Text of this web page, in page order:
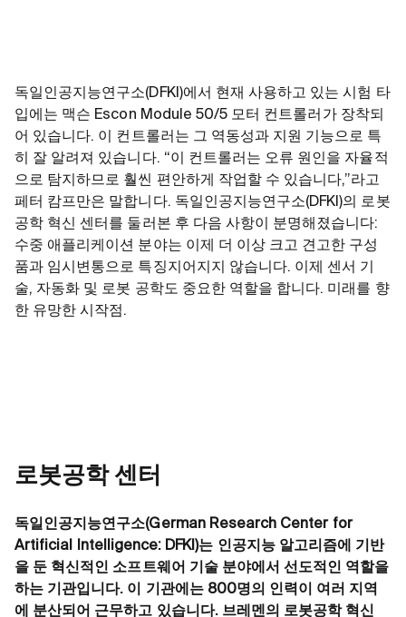
독일인공지능연구소(DFKI)에서 현재 사용하고 있는 시험 타
입에는 맥슨 Escon Module 50/5 모터 컨트롤러가 장착되
어 있습니다. 이 컨트롤러는 그 역동성과 지원 기능으로 특
히 잘 알려져 있습니다. “이 컨트롤러는 오류 원인을 자율적
으로 탐지하므로 훨씬 편안하게 작업할 수 있습니다,”라고
페터 캄프만은 말합니다. 독일인공지능연구소(DFKI)의 로봇
공학 혁신 센터를 둘러본 후 다음 사항이 분명해졌습니다:
수중 애플리케이션 분야는 이제 더 이상 크고 견고한 구성
품과 임시변통으로 특징지어지지 않습니다. 이제 센서 기
술, 자동화 및 로봇 공학도 중요한 역할을 합니다. 미래를 향
한 유망한 시작점.
로봇공학 센터
독일인공지능연구소(German Research Center for
Artificial Intelligence: DFKI)는 인공지능 알고리즘에 기반
을 둔 혁신적인 소프트웨어 기술 분야에서 선도적인 역할을
하는 기관입니다. 이 기관에는 800명의 인력이 여러 지역
에 분산되어 근무하고 있습니다. 브레멘의 로봇공학 혁신